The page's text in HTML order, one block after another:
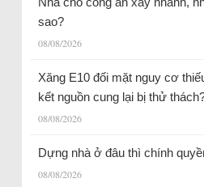
sao?
08/08/2026
Xăng E10 đối mặt nguy cơ
kết nguồn cung lại bị thử
08/08/2026
Dựng nhà ở đâu thì chính
08/08/2026